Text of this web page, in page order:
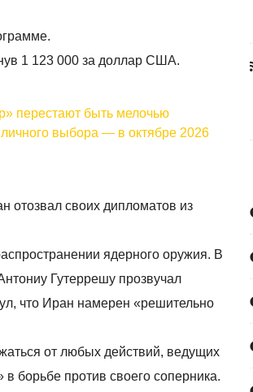
1 123 000 за доллар США.
перестают быть мелочью
выбора — в октябре 2026
отозвал своих дипломатов из
ядерного оружия. В
Гутеррешу прозвучал
что Иран намерен «решительно
от любых действий, ведущих
борьбе против своего соперника.